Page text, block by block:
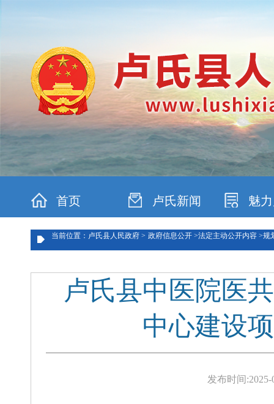
首页 卢氏新闻 魅
当前位置：卢氏县人民政府 > 政府信息公开 >法定主动公开内容 >规
卢氏县中医院医
中心建设
发布时间:2025-